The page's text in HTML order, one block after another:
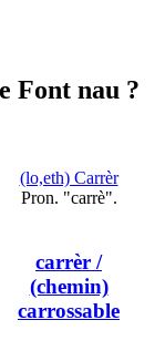
Font nau ?
(lo,eth) Carrèr
Pron. "carrè".
carrèr /
(chemin)
carrossable